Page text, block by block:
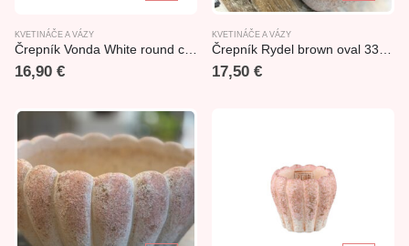
KVETINÁČE A VÁZY
Črepník Vonda White round cement 18x17cm
16,90 €
KVETINÁČE A VÁZY
Črepník Rydel brown oval 33x13cm
17,50 €